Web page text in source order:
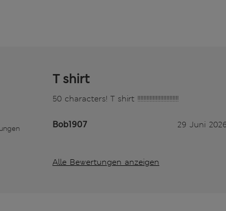
T shirt
50 characters! T shirt !!!!!!!!!!!!!!!!!!!!!!!!!!!
Bob1907 29 Juni
Alle Bewertungen anzeigen